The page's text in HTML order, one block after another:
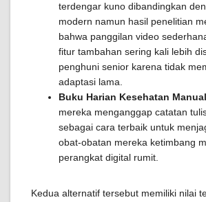
terdengar kuno dibandingkan
modern namun hasil penelitian
bahwa panggilan video
fitur tambahan sering kali lebih
penghuni senior karena tidak
adaptasi lama.
Buku Harian Kesehatan
mereka menganggap catatan
sebagai cara terbaik untuk
obat-obatan mereka ketimbang
perangkat digital rumit.
Kedua alternatif tersebut memiliki nilai